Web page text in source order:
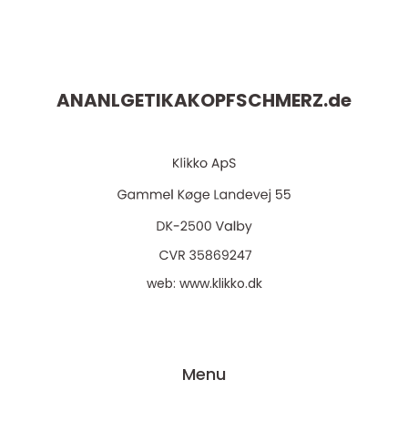
ANANLGETIKAKOPFSCHMERZ.de
web: www.klikko.dk
Menu